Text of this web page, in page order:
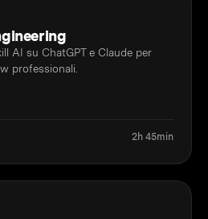
AI su ChatGPT e Claude per
professionali.
2h 45min